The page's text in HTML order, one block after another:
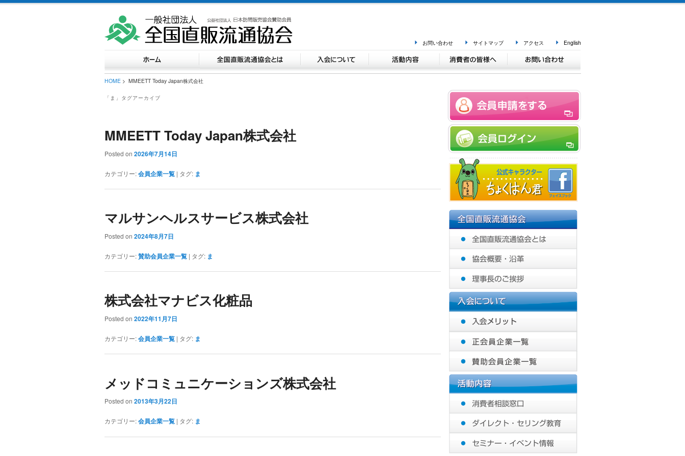
お問い合わせ サイトマップ アクセス English
HOME> MMEETT Today Japan株式会社
「 ま 」タグアーカイブ
MMEETT Today Japan株式会社
Posted on 2026年7月14日
カテゴリー: 会員企業一覧 | タグ: ま
マルサンヘルスサービス株式会社
Posted on 2024年8月7日
カテゴリー: 賛助会員企業一覧 | タグ: ま
株式会社マナビス化粧品
Posted on 2022年11月7日
カテゴリー: 会員企業一覧 | タグ: ま
メッドコミュニケーションズ株式会社
Posted on 2013年3月22日
カテゴリー: 会員企業一覧 | タグ: ま